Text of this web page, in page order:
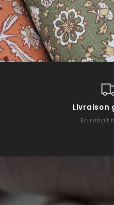
Livraison
En retrait